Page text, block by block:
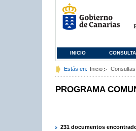
INICIO CONSULTA
Estás en: Inicio Consultas
PROGRAMA
231 documentos